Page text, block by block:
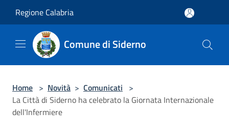
Regione Calabria
Comune di Siderno
Home > Novità > Comunicati >
La Città di Siderno ha celebrato la Giornata Internazionale
dell'Infermiere